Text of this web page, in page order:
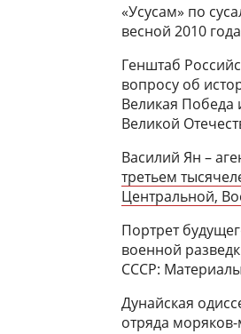
«Усусам» по
весной 2010
Генштаб
вопросу об
Великая Победа
Великой
Василий Ян –
третьем
Центральной,
Портрет
военной
СССР:
Дунайская
отряда